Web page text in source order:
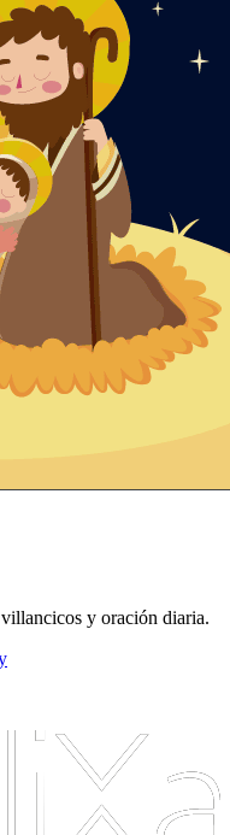
y oración diaria.